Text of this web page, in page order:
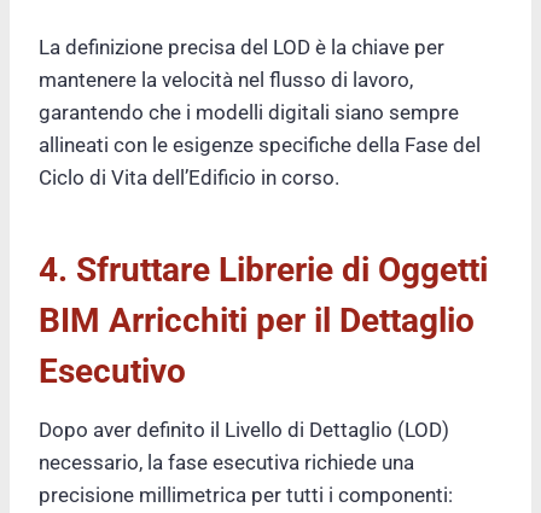
La definizione precisa del LOD è la chiave per
mantenere la velocità nel flusso di lavoro,
garantendo che i modelli digitali siano sempre
allineati con le esigenze specifiche della Fase del
Ciclo di Vita dell’Edificio in corso.
4. Sfruttare Librerie di Oggetti
BIM Arricchiti per il Dettaglio
Esecutivo
Dopo aver definito il Livello di Dettaglio (LOD)
necessario, la fase esecutiva richiede una
precisione millimetrica per tutti i componenti: